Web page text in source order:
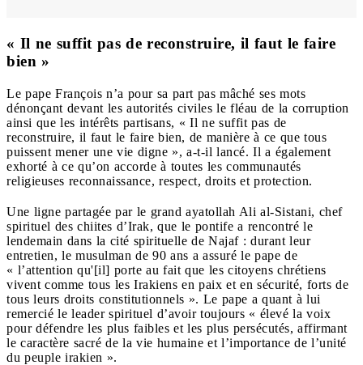
« Il ne suffit pas de reconstruire, il faut le faire
bien »
Le pape François n’a pour sa part pas mâché ses mots
dénonçant devant les autorités civiles le fléau de la corruption
ainsi que les intérêts partisans, « Il ne suffit pas de
reconstruire, il faut le faire bien, de manière à ce que tous
puissent mener une vie digne », a-t-il lancé. Il a également
exhorté à ce qu’on accorde à toutes les communautés
religieuses reconnaissance, respect, droits et protection.
Une ligne partagée par le grand ayatollah Ali al-Sistani, chef
spirituel des chiites d’Irak, que le pontife a rencontré le
lendemain dans la cité spirituelle de Najaf : durant leur
entretien, le musulman de 90 ans a assuré le pape de
« l’attention qu'[il] porte au fait que les citoyens chrétiens
vivent comme tous les Irakiens en paix et en sécurité, forts de
tous leurs droits constitutionnels ». Le pape a quant à lui
remercié le leader spirituel d’avoir toujours « élevé la voix
pour défendre les plus faibles et les plus persécutés, affirmant
le caractère sacré de la vie humaine et l’importance de l’unité
du peuple irakien ».